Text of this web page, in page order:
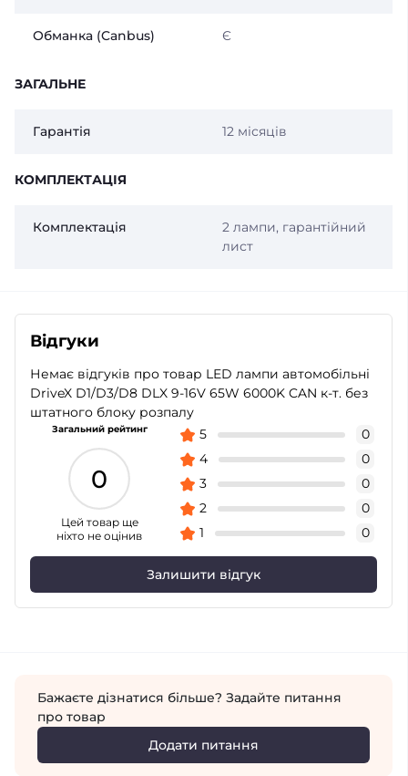
Обманка (Canbus) Є
ЗАГАЛЬНЕ
Гарантія 12 місяців
КОМПЛЕКТАЦІЯ
Комплектація
2 лампи, гарантійний
лист
Відгуки
Немає відгуків про товар LED лампи автомобільні
DriveX D1/D3/D8 DLX 9-16V 65W 6000K CAN к-т. без
штатного блоку розпалу
Загальний рейтинг
0
Цей товар ще
ніхто не оцінив
5
0
4
0
3
0
2
0
1
0
Залишити відгук
Бажаєте дізнатися більше? Задайте питання
про товар
Додати питання